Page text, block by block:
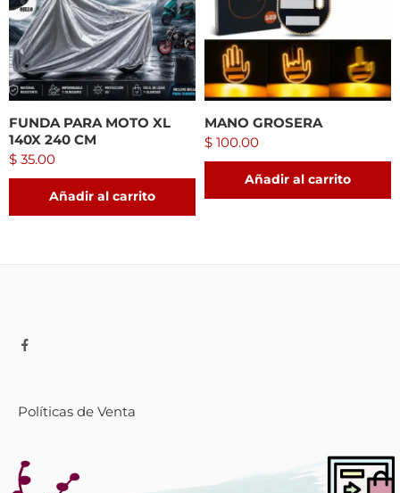
FUNDA PARA MOTO XL
140X 240 CM
$ 35.00
Añadir al carrito
MANO GROSERA
$ 100.00
Añadir al carrito
Políticas de Venta